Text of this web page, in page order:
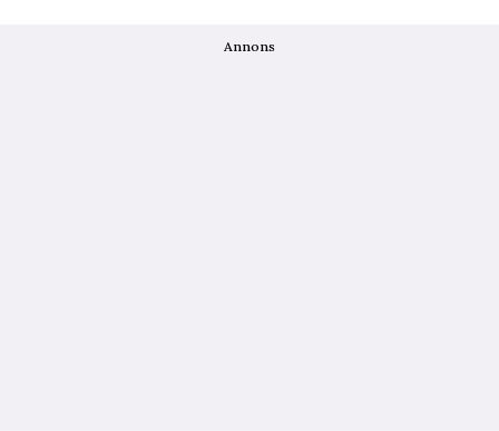
Annons